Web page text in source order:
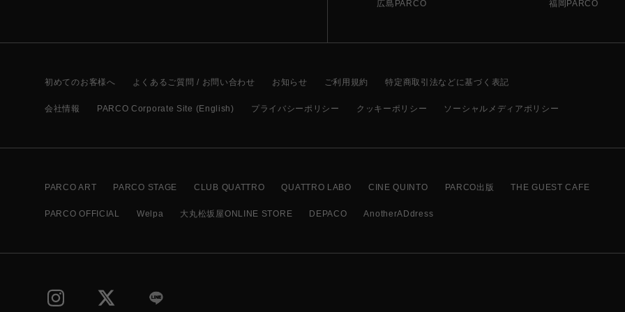
広島PARCO
福岡PARCO
初めてのお客様へ よくあるご質問 / お問い合わせ お知らせ ご利用規約 特定商取引法などに基づく表記
会社情報 PARCO Corporate Site (English) プライバシーポリシー クッキーポリシー ソーシャルメディアポリシー
PARCO ART PARCO STAGE CLUB QUATTRO QUATTRO LABO CINE QUINTO PARCO出版 THE GUEST CAFE
PARCO OFFICIAL Welpa 大丸松坂屋ONLINE STORE DEPACO AnotherADdress